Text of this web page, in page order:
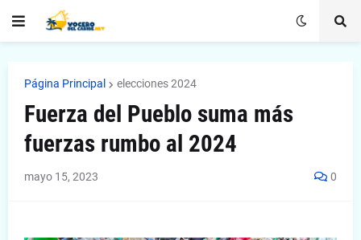
Página Principal elecciones 2024
Fuerza del Pueblo suma más
fuerzas rumbo al 2024
mayo 15, 2023 0